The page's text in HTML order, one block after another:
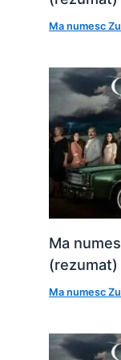
Ma numesc
Ma
(rezumat)
Ma numesc